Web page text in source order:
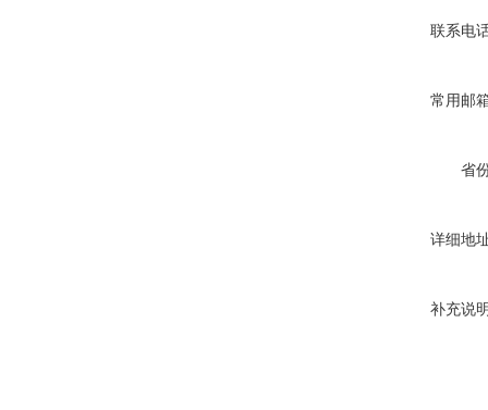
联系电
常用邮
省
详细地
补充说